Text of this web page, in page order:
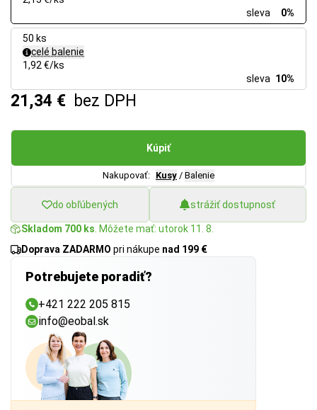
sleva
0%
50 ks
celé balenie
1,92 €/ks
sleva 10%
21,34 € bez DPH
Kúpiť
Nakupovať: Kusy / Balenie
do obľúbených strážiť dostupnosť
Skladom 700 ks . Môžete mať: utorok 11. 8.
Doprava ZADARMO pri nákupe nad 199 €
Potrebujete poradiť?
+421 222 205 815
info@eobal.sk